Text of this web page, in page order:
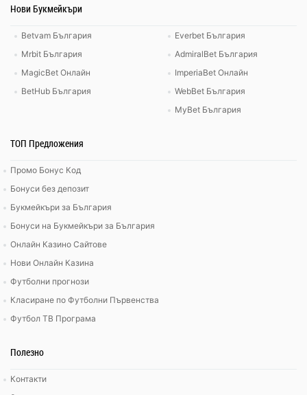
Нови Букмейкъри
Betvam България
Mrbit България
MagicBet Онлайн
BetHub България
Everbet България
AdmiralBet България
ImperiaBet Онлайн
WebBet България
MyBet България
ТОП Предложения
Промо Бонус Код
Бонуси без депозит
Букмейкъри за България
Бонуси на Букмейкъри за България
Онлайн Казино Сайтове
Нови Онлайн Казина
Футболни прогнози
Класиране по Футболни Първенства
Футбол ТВ Програма
Полезно
Контакти